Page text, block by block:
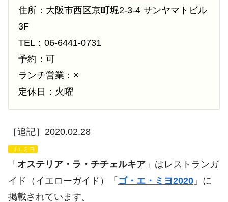
住所：大阪市西区京町堀2-3-4 サンヤマトビル
3F
TEL：06-6441-0731
予約：可
ランチ営業：×
定休日：火曜
［追記］2020.02.28
ゴエミヨ
「 オステリア・ラ・チチェルキア 」はレストランガ
イド（イエローガイド）「 ゴ・エ・ミヨ2020 」に
掲載されています。